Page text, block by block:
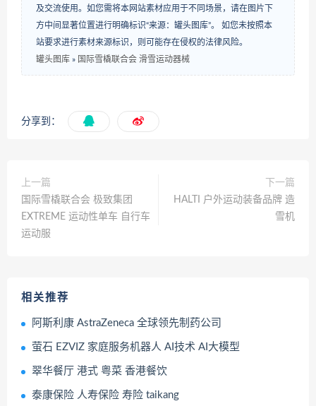
及交流使用。如您需将本网站素材应用于不同场景，请在图片下
方中间显著位置进行明确标识“来源：罐头图库”。 如您未按照本
站要求进行素材来源标识，则可能存在侵权的法律风险。
罐头图库 » 国际雪橇联合会 滑雪运动器械
分享到：
上一篇
国际雪橇联合会 极致集团
EXTREME 运动性单车 自行车
运动服
下一篇
HALTI 户外运动装备品牌 造
雪机
相关推荐
阿斯利康 AstraZeneca 全球领先制药公司
萤石 EZVIZ 家庭服务机器人 AI技术 AI大模型
翠华餐厅 港式 粤菜 香港餐饮
泰康保险 人寿保险 寿险 taikang